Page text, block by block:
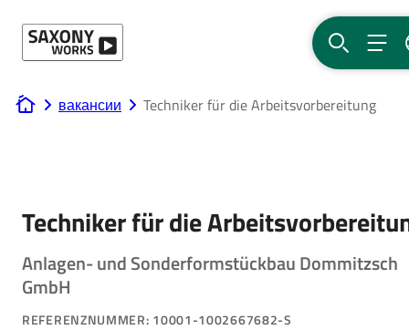
ПОИСК
www.saxony-works.com
вакансии Techniker für die Arbeitsvorbereitung
Techniker für die
Anlagen- und Sonderformstückbau Dommitzsch
GmbH
REFERENZNUMMER: 10001-1002667682-S